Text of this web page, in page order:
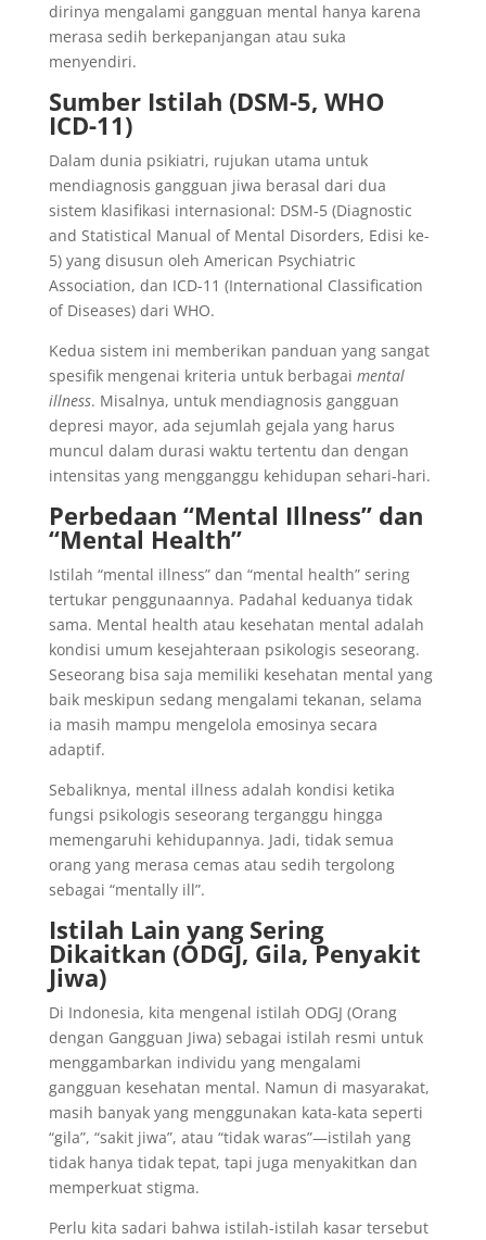
dirinya mengalami gangguan mental hanya karena
merasa sedih berkepanjangan atau suka
menyendiri.
Sumber Istilah (DSM-5, WHO
ICD-11)
Dalam dunia psikiatri, rujukan utama untuk
mendiagnosis gangguan jiwa berasal dari dua
sistem klasifikasi internasional: DSM-5 (Diagnostic
and Statistical Manual of Mental Disorders, Edisi ke-
5) yang disusun oleh American Psychiatric
Association, dan ICD-11 (International Classification
of Diseases) dari WHO.
Kedua sistem ini memberikan panduan yang sangat
spesifik mengenai kriteria untuk berbagai mental
illness. Misalnya, untuk mendiagnosis gangguan
depresi mayor, ada sejumlah gejala yang harus
muncul dalam durasi waktu tertentu dan dengan
intensitas yang mengganggu kehidupan sehari-hari.
Perbedaan “Mental Illness” dan
“Mental Health”
Istilah “mental illness” dan “mental health” sering
tertukar penggunaannya. Padahal keduanya tidak
sama. Mental health atau kesehatan mental adalah
kondisi umum kesejahteraan psikologis seseorang.
Seseorang bisa saja memiliki kesehatan mental yang
baik meskipun sedang mengalami tekanan, selama
ia masih mampu mengelola emosinya secara
adaptif.
Sebaliknya, mental illness adalah kondisi ketika
fungsi psikologis seseorang terganggu hingga
memengaruhi kehidupannya. Jadi, tidak semua
orang yang merasa cemas atau sedih tergolong
sebagai “mentally ill”.
Istilah Lain yang Sering
Dikaitkan (ODGJ, Gila, Penyakit
Jiwa)
Di Indonesia, kita mengenal istilah ODGJ (Orang
dengan Gangguan Jiwa) sebagai istilah resmi untuk
menggambarkan individu yang mengalami
gangguan kesehatan mental. Namun di masyarakat,
masih banyak yang menggunakan kata-kata seperti
“gila”, “sakit jiwa”, atau “tidak waras”—istilah yang
tidak hanya tidak tepat, tapi juga menyakitkan dan
memperkuat stigma.
Perlu kita sadari bahwa istilah-istilah kasar tersebut